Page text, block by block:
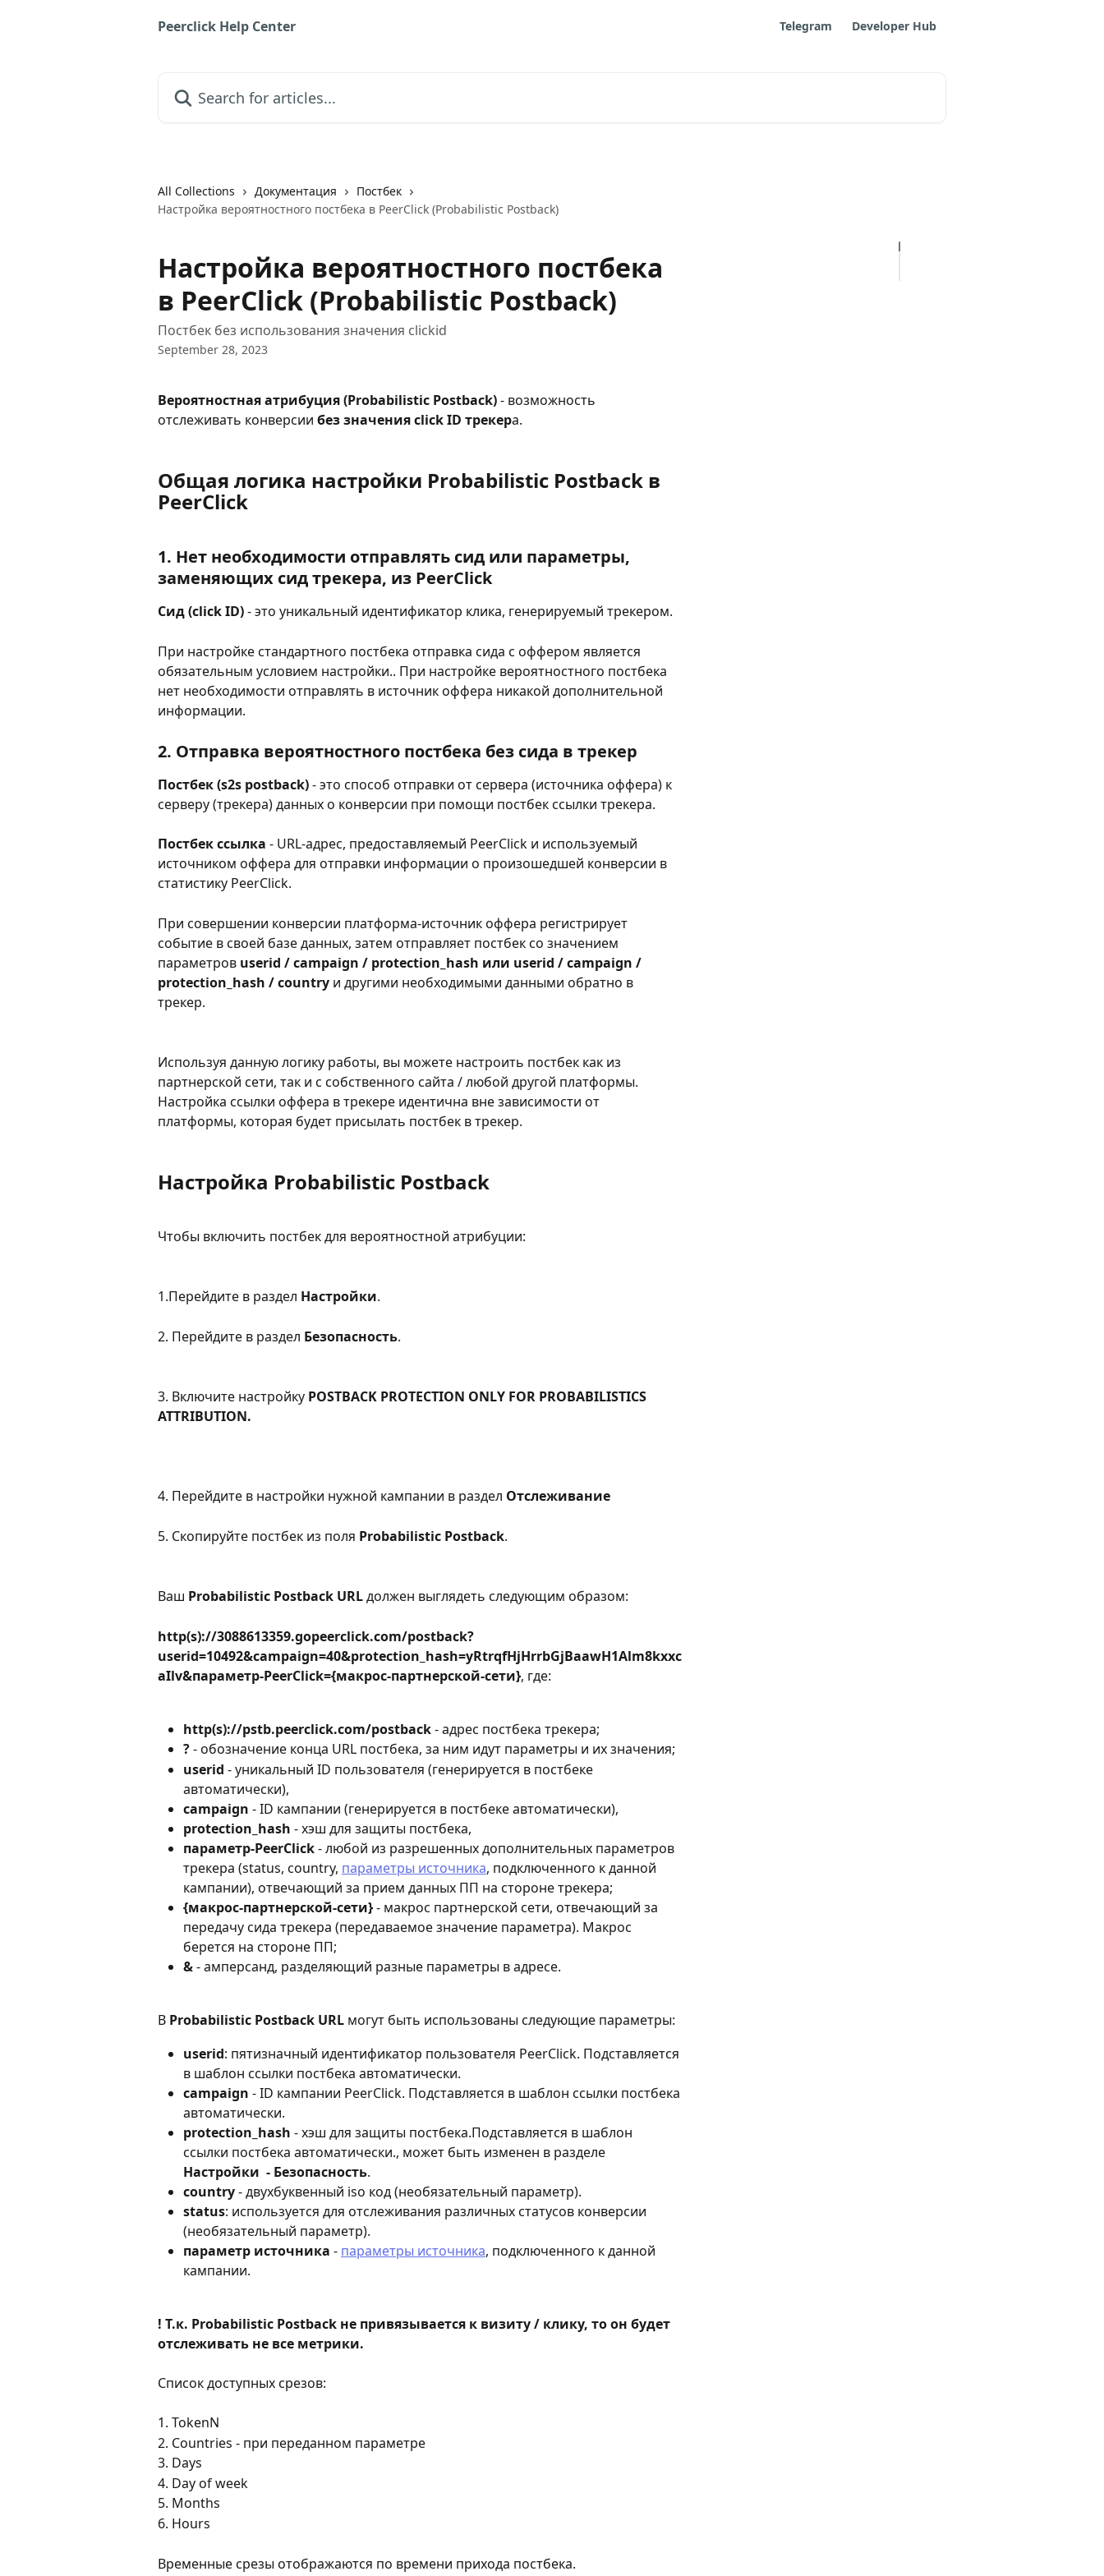
Peerclick Help Center
Telegram Developer Hub
All Collections Документация
Постбек
Настройка вероятностного постбека в PeerClick (Probabilistic Postback)
Настройка вероятностного постбека
в PeerClick (Probabilistic Postback)
Постбек без использования значения clickid
September 28, 2023
Вероятностная атрибуция (Probabilistic Postback) - возможность
отслеживать конверсии без значения click ID трекера.
Общая логика настройки Probabilistic Postback в
PeerClick
1. Нет необходимости отправлять сид или параметры,
заменяющих сид трекера, из PeerClick
Сид (click ID) - это уникальный идентификатор клика, генерируемый трекером.
При настройке стандартного постбека отправка сида с оффером является
обязательным условием настройки.. При настройке вероятностного постбека
нет необходимости отправлять в источник оффера никакой дополнительной
информации.
2. Отправка вероятностного постбека без сида в трекер
Постбек (s2s postback) - это способ отправки от сервера (источника оффера) к
серверу (трекера) данных о конверсии при помощи постбек ссылки трекера.
Постбек ссылка - URL-адрес, предоставляемый PeerClick и используемый
источником оффера для отправки информации о произошедшей конверсии в
статистику PeerClick.
При совершении конверсии платформа-источник оффера регистрирует
событие в своей базе данных, затем отправляет постбек со значением
параметров userid / campaign / protection_hash или userid / campaign /
protection_hash / country и другими необходимыми данными обратно в
трекер.
Используя данную логику работы, вы можете настроить постбек как из
партнерской сети, так и с собственного сайта / любой другой платформы.
Настройка ссылки оффера в трекере идентична вне зависимости от
платформы, которая будет присылать постбек в трекер.
Настройка Probabilistic Postback
Чтобы включить постбек для вероятностной атрибуции:
1.Перейдите в раздел Настройки.
2. Перейдите в раздел Безопасность.
3. Включите настройку POSTBACK PROTECTION ONLY FOR PROBABILISTICS
ATTRIBUTION.
4. Перейдите в настройки нужной кампании в раздел Отслеживание
5. Скопируйте постбек из поля Probabilistic Postback.
Ваш Probabilistic Postback URL должен выглядеть следующим образом:
http(s)://3088613359.gopeerclick.com/postback?
userid=10492&campaign=40&protection_hash=yRtrqfHjHrrbGjBaawH1Alm8kxxc
aIlv&параметр-PeerClick={макрос-партнерской-сети}, где:
http(s)://pstb.peerclick.com/postback - адрес постбека трекера;
? - обозначение конца URL постбека, за ним идут параметры и их значения;
userid - уникальный ID пользователя (генерируется в постбеке
автоматически),
campaign - ID кампании (генерируется в постбеке автоматически),
protection_hash - хэш для защиты постбека,
параметр-PeerClick - любой из разрешенных дополнительных параметров
трекера (status, country, параметры источника, подключенного к данной
кампании), отвечающий за прием данных ПП на стороне трекера;
{макрос-партнерской-сети} - макрос партнерской сети, отвечающий за
передачу сида трекера (передаваемое значение параметра). Макрос
берется на стороне ПП;
& - амперсанд, разделяющий разные параметры в адресе.
В Probabilistic Postback URL могут быть использованы следующие параметры:
userid: пятизначный идентификатор пользователя PeerClick. Подставляется
в шаблон ссылки постбека автоматически.
campaign - ID кампании PeerClick. Подставляется в шаблон ссылки постбека
автоматически.
protection_hash - хэш для защиты постбека.Подставляется в шаблон
ссылки постбека автоматически., может быть изменен в разделе
Настройки  - Безопасность.
country - двухбуквенный iso код (необязательный параметр).
status: используется для отслеживания различных статусов конверсии
(необязательный параметр).
параметр источника - параметры источника, подключенного к данной
кампании.
! Т.к. Probabilistic Postback не привязывается к визиту / клику, то он будет
отслеживать не все метрики.
Список доступных срезов:
1. TokenN
2. Countries - при переданном параметре
3. Days
4. Day of week
5. Months
6. Hours
Временные срезы отображаются по времени прихода постбека.